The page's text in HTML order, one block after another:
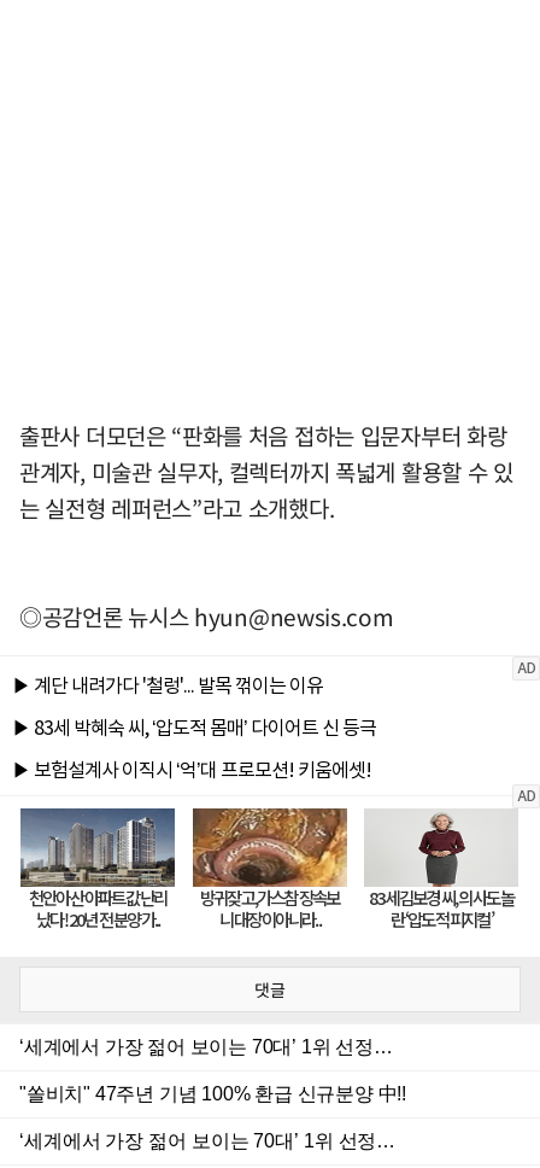
출판사 더모던은 “판화를 처음 접하는 입문자부터 화랑
관계자, 미술관 실무자, 컬렉터까지 폭넓게 활용할 수 있
는 실전형 레퍼런스”라고 소개했다.
◎공감언론 뉴시스hyun@newsis.com
댓글